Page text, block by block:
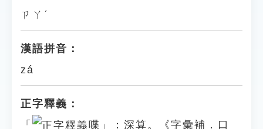
ㄗㄚˊ
漢語拼音：
zá
正字釋義：
「
喋」：深算。《字彙補．口